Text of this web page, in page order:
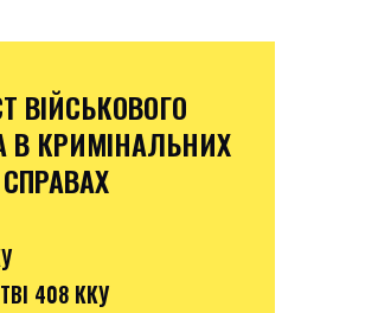
ВІЙСЬКОВОГО
В КРИМІНАЛЬНИХ
СПРАВАХ
408 ККУ